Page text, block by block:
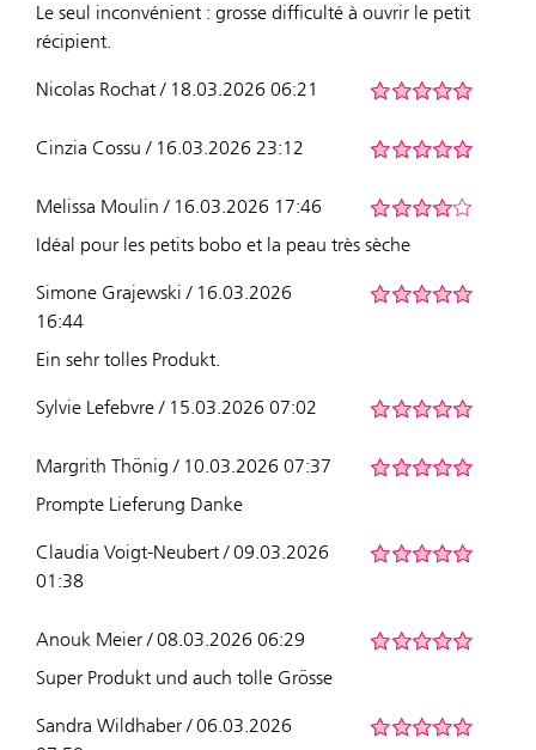
Le seul inconvénient : grosse difficulté à ouvrir le petit
récipient.
Nicolas Rochat / 18.03.2026 06:21
Cinzia Cossu / 16.03.2026 23:12
Melissa Moulin / 16.03.2026 17:46
Idéal pour les petits bobo et la peau très sèche
Simone Grajewski / 16.03.2026
16:44
Ein sehr tolles Produkt.
Sylvie Lefebvre / 15.03.2026 07:02
Margrith Thönig / 10.03.2026 07:37
Prompte Lieferung Danke
Claudia Voigt-Neubert / 09.03.2026
01:38
Anouk Meier / 08.03.2026 06:29
Super Produkt und auch tolle Grösse
Sandra Wildhaber / 06.03.2026